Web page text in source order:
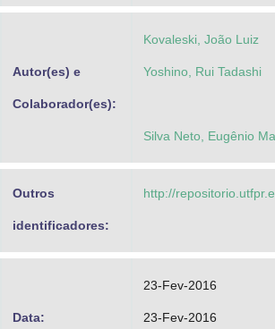
Autor(es) e
Colaborador(es):
Kovaleski, João Luiz
Yoshino, Rui Tadashi
Silva Neto, Eugênio
Outros
identificadores:
http://
Data:
23-Fev-2016
23-Fev-2016